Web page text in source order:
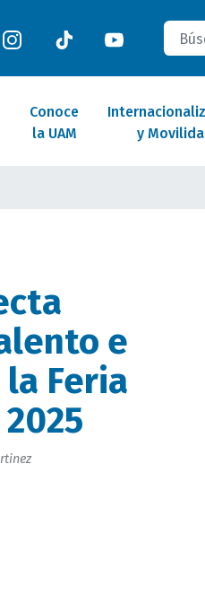
Buscar
Conoce
la UAM
y
e
Feria